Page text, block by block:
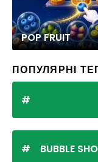
POP FRUIT
ПОПУЛЯРНІ
BUBBLE